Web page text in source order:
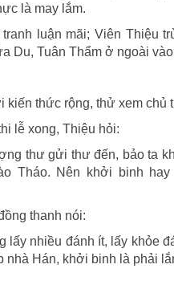
là may lắm.
luận mãi; Viên Thiệu
Du, Tuân Thẩm ở ngoài
kiến thức rộng, thử xem chủ
lễ xong, Thiệu hỏi:
thư gửi thư đến, bảo ta
Tháo. Nên khởi binh
thanh nói:
lấy nhiều đánh ít, lấy khỏe
nhà Hán, khởi binh là phải